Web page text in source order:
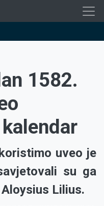
1582.
uveo je
su ga
Lilius.